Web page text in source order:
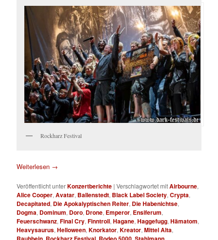
Rockharz Festival
Weiterlesen →
Veröffentlicht unterKonzertberichte |Verschlagwortet mitAirbourne,
Alice Cooper,Avatar, Ballenstedt, Black Label Society,Crypta,
Decapitated, Die Apokalyptischen Reiter, Die Habenichtse,
Dogma, Dominum, Doro, Drone, Emperor, Ensiferum,
Feuerschwanz,Final Cry,Finntroll,Hagane,Haggefugg,Hämatom,
Heavysaurus,Helloween,Knorkator,Kreator,Mittel Alta,
, , , ,